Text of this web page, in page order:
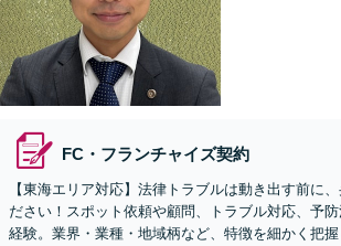
FC・フランチャイズ契約
【東海エリア対応】法律トラブルは動き出す前に
ださい！スポット依頼や顧問、トラブル対応、予防
経験。​​業界・業種・地域柄など、特徴を細かく把